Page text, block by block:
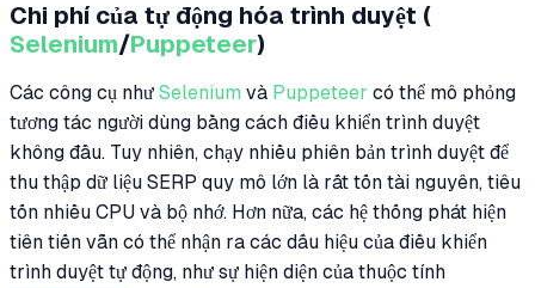
Chi phí của tự động hóa trình duyệt (
Selenium/Puppeteer)
Các công cụ như Selenium và Puppeteer có thể mô phỏng
tương tác người dùng bằng cách điều khiển trình duyệt
không đầu. Tuy nhiên, chạy nhiều phiên bản trình duyệt để
thu thập dữ liệu SERP quy mô lớn là rất tốn tài nguyên, tiêu
tốn nhiều CPU và bộ nhớ. Hơn nữa, các hệ thống phát hiện
tiên tiến vẫn có thể nhận ra các dấu hiệu của điều khiển
trình duyệt tự động, như sự hiện diện của thuộc tính